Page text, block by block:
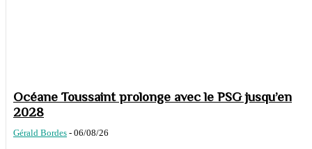
Océane Toussaint prolonge avec le PSG jusqu’en
2028
Gérald Bordes - 06/08/26